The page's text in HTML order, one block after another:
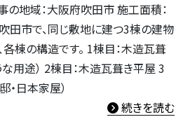
の地域：大阪府吹田市 施工面積：
田市で、同じ敷地に建つ3棟の建物
各棟の構造です。 1棟目：木造瓦葺
用途） 2棟目：木造瓦葺き平屋 3
・日本家屋）
続きを読む